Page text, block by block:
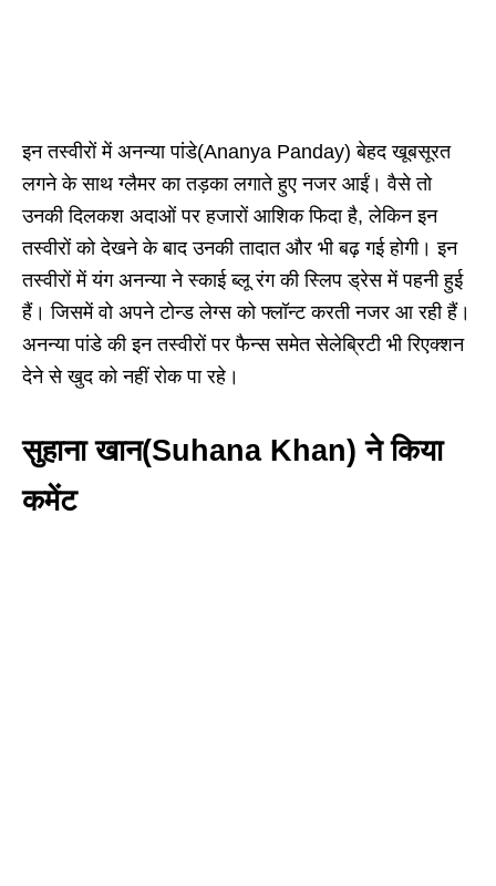
इन तस्वीरों में अनन्या पांडे(Ananya Panday) बेहद खूबसूरत
लगने के साथ ग्लैमर का तड़का लगाते हुए नजर आईं। वैसे तो
उनकी दिलकश अदाओं पर हजारों आशिक फिदा है, लेकिन इन
तस्वीरों को देखने के बाद उनकी तादात और भी बढ़ गई होगी। इन
तस्वीरों में यंग अनन्या ने स्काई ब्लू रंग की स्लिप ड्रेस में पहनी हुई
हैं। जिसमें वो अपने टोन्ड लेग्स को फ्लॉन्ट करती नजर आ रही हैं।
अनन्या पांडे की इन तस्वीरों पर फैन्स समेत सेलेब्रिटी भी रिएक्शन
देने से खुद को नहीं रोक पा रहे।
सुहाना खान(Suhana Khan) ने किया
कमेंट